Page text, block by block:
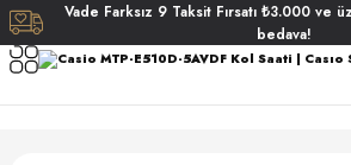
Vade Farksız 9 Taksit Fırsatı ₺3.000 ve
bedava!